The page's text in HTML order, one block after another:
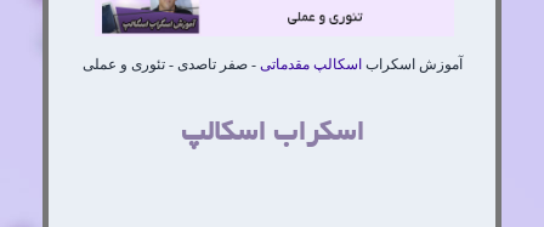
آموزش اسکراب اسکالپ مقدماتی - صفر تاصدی - تئوری و عملی
اسکراب اسکالپ